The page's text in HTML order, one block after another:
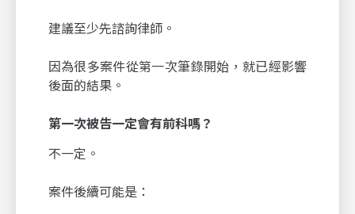
建議至少先諮詢律師。
因為很多案件從第一次筆錄開始，就已經影響
後面的結果。
第一次被告一定會有前科嗎？
不一定。
案件後續可能是：